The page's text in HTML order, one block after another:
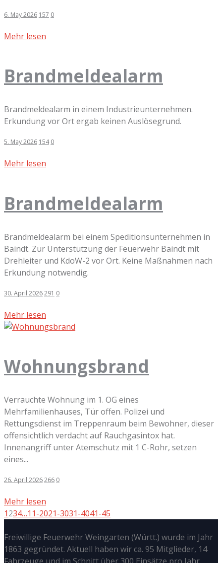
6. May 2026 157 0
Mehr lesen
Brandmeldealarm
Brandmeldealarm in einem Industrieunternehmen.
Erkundung vor Ort ergab keinen Auslösegrund.
5. May 2026 154 0
Mehr lesen
Brandmeldealarm
Brandmeldealarm bei einem Speditionsunternehmen in
Baindt. Zur Unterstützung der Feuerwehr Baindt mit
Drehleiter und KdoW-2 vor Ort. Keine Maßnahmen nach
Erkundung notwendig.
30. April 2026291 0
Mehr lesen
Wohnungsbrand
Verrauchte Wohnung im 1. OG eines
Mehrfamilienhauses, Tür offen. Polizei und
Rettungsdienst im Treppenraum beim Bewohner, dieser
offensichtlich verdacht auf Rauchgasintox hat.
Innenangriff unter Atemschutz mit 1 C-Rohr, setzen
eines...
26. April 2026266 0
Mehr lesen
1234…11-2021-3031-4041-45
Freiwillige Feuerwehr Weingarten (Württ.) wurde im Jahr
1863 gegründet. Aktuell haben wir ca. 95 Mitglieder, 14